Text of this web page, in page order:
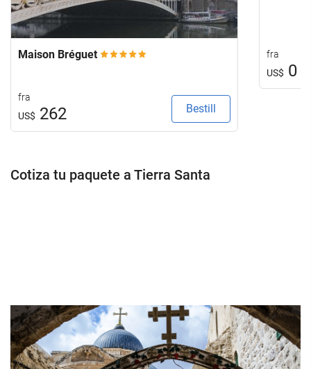
Maison Bréguet
fra
US$ 262 Bestill
fra
US$ 0
Cotiza tu paquete a Tierra Santa